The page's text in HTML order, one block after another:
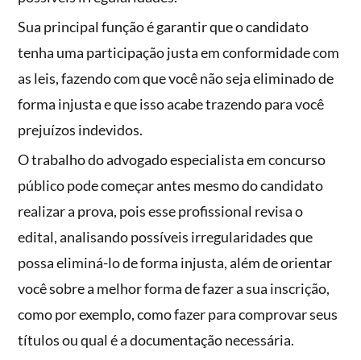
Sua principal função é garantir que o candidato
tenha uma participação justa em conformidade com
as leis, fazendo com que você não seja eliminado de
forma injusta e que isso acabe trazendo para você
prejuízos indevidos.
O trabalho do advogado especialista em concurso
público pode começar antes mesmo do candidato
realizar a prova, pois esse profissional revisa o
edital, analisando possíveis irregularidades que
possa eliminá-lo de forma injusta, além de orientar
você sobre a melhor forma de fazer a sua inscrição,
como por exemplo, como fazer para comprovar seus
títulos ou qual é a documentação necessária.